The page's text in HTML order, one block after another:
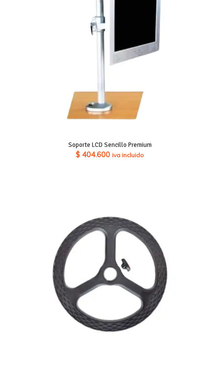
Soporte LCD Sencillo Premium
$ 404.600 iva incluido